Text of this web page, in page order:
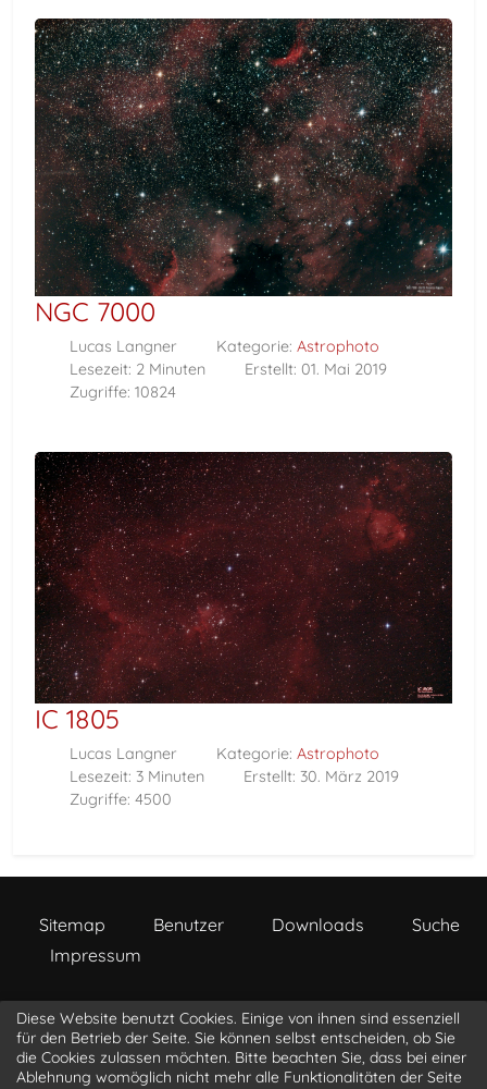
NGC 7000
Lucas Langner Kategorie: Astrophoto
Lesezeit: 2 Minuten
Erstellt: 01. Mai 2019
Zugriffe: 10824
IC 1805
Lucas Langner Kategorie: Astrophoto
Lesezeit: 3 Minuten
Erstellt: 30. März 2019
Zugriffe: 4500
Sitemap Benutzer Downloads
Suche
Impressum
a s t r o p h o t o . l i o n b i t . c o m
Diese Website benutzt Cookies. Einige von ihnen sind essenziell
für den Betrieb der Seite. Sie können selbst entscheiden, ob Sie
die Cookies zulassen möchten. Bitte beachten Sie, dass bei einer
Ablehnung womöglich nicht mehr alle Funktionalitäten der Seite